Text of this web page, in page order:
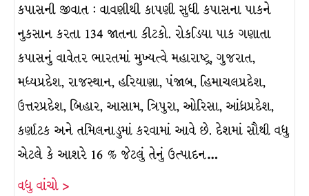
કપાસની જીવાત : વાવણીથી કાપણી સુધી કપાસના પાકને
નુકસાન કરતા 134 જાતના કીટકો. રોકડિયા પાક ગણાતા
કપાસનું વાવેતર ભારતમાં મુખ્યત્વે મહારાષ્ટ્ર, ગુજરાત,
મધ્યપ્રદેશ, રાજસ્થાન, હરિયાણા, પંજાબ, હિમાચલપ્રદેશ,
ઉત્તરપ્રદેશ, બિહાર, આસામ, ત્રિપુરા, ઓરિસા, આંધ્રપ્રદેશ,
કર્ણાટક અને તમિલનાડુમાં કરવામાં આવે છે. દેશમાં સૌથી વધુ
એટલે કે આશરે 16 % જેટલું તેનું ઉત્પાદન…
વધુ વાંચો >